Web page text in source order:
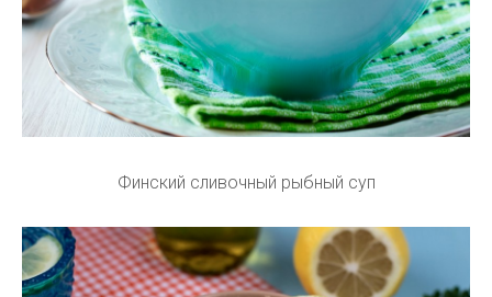
Финский сливочный рыбный суп